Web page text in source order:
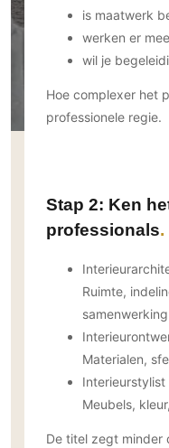
Trappen
Keukens
Keukenapparatuur
Keukenkranen
Binnendeuren
Aluminium deuren
Houten deuren
Stalen deuren
Systeemwanden
Raambeslag
3D visualisaties
Houten gevelbekleding
Schilderwerk buiten
Vloer
Buitenvloeren
Houten buitenvloeren
Natuursteen en
buitenvloeren
Zonwering buiten
Buitenkijken
Bijgebouw / Poolhouse
Villa
Zakelijk
Horeca
is maatwerk
werken er
wil je
Hoe complexer het
professionele regie.
Stap 2: Ken
professionals
Ruimte,
Materialen,
Interieurstylist
Meubels,
De titel zegt minder